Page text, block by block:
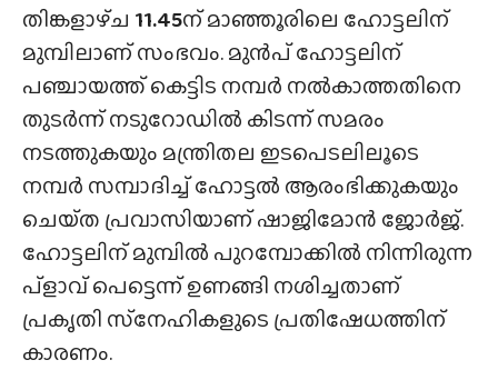
തിങ്കളാഴ്‌ച 11.45ന് മാഞ്ഞൂരിലെ ഹോട്ടലിന്
മുമ്പിലാണ് സംഭവം. മുൻപ് ഹോട്ടലിന്
പഞ്ചായത്ത് കെട്ടിട നമ്പർ നൽകാത്തതിനെ
തുടർന്ന് നടുറോഡിൽ കിടന്ന് സമരം
നടത്തുകയും മന്ത്രിതല ഇടപെടലിലൂടെ
നമ്പർ സമ്പാദിച്ച് ഹോട്ടൽ ആരംഭിക്കുകയും
ചെയ്‌ത പ്രവാസിയാണ് ഷാജിമോൻ ജോർജ്.
ഹോട്ടലിന് മുമ്പിൽ പുറമ്പോക്കിൽ നിന്നിരുന്ന
പ്ളാവ് പെട്ടെന്ന് ഉണങ്ങി നശിച്ചതാണ്
പ്രകൃതി സ്‌നേഹികളുടെ പ്രതിഷേധത്തിന്
കാരണം.